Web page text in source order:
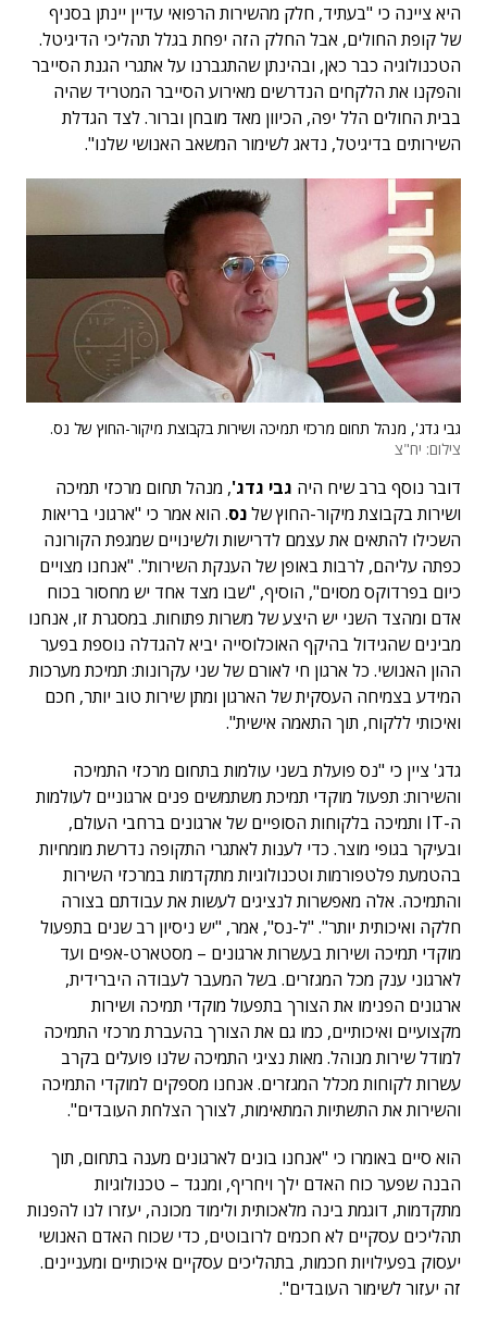
היא ציינה כי "בעתיד, חלק מהשירות הרפואי עדיין יינתן בסניף
של קופת החולים, אבל החלק הזה יפחת בגלל תהליכי הדיגיטל.
הטכנולוגיה כבר כאן, ובהינתן שהתגברנו על אתגרי הגנת הסייבר
והפקנו את הלקחים הנדרשים מאירוע הסייבר המטריד שהיה
בבית החולים הלל יפה, הכיוון מאד מובחן וברור. לצד הגדלת
השירותים בדיגיטל, נדאג לשימור המשאב האנושי שלנו".
גבי גדג', מנהל תחום מרכזי תמיכה ושירות בקבוצת מיקור-החוץ של נס.
צילום: יח"צ
דובר נוסף ברב שיח היה גבי גדג', מנהל תחום מרכזי תמיכה
ושירות בקבוצת מיקור-החוץ שלנס. הוא אמר כי "ארגוני בריאות
השכילו להתאים את עצמם לדרישות ולשינויים שמגפת הקורונה
כפתה עליהם, לרבות באופן של הענקת השירות". "אנחנו מצויים
כיום בפרדוקס מסוים", הוסיף, "שבו מצד אחד יש מחסור בכוח
אדם ומהצד השני יש היצע של משרות פתוחות. במסגרת זו, אנחנו
מבינים שהגידול בהיקף האוכלוסייה יביא להגדלה נוספת בפער
ההון האנושי. כל ארגון חי לאורם של שני עקרונות: תמיכת מערכות
המידע בצמיחה העסקית של הארגון ומתן שירות טוב יותר, חכם
ואיכותי ללקוח, תוך התאמה אישית".
גדג' ציין כי "נס פועלת בשני עולמות בתחום מרכזי התמיכה
והשירות: תפעול מוקדי תמיכת משתמשים פנים ארגוניים לעולמות
ה-IT ותמיכה בלקוחות הסופיים של ארגונים ברחבי העולם,
ובעיקר בגופי מוצר. כדי לענות לאתגרי התקופה נדרשת מומחיות
בהטמעת פלטפורמות וטכנולוגיות מתקדמות במרכזי השירות
והתמיכה. אלה מאפשרות לנציגים לעשות את עבודתם בצורה
חלקה ואיכותית יותר". "ל-נס", אמר, "יש ניסיון רב שנים בתפעול
מוקדי תמיכה ושירות בעשרות ארגונים – מסטארט-אפים ועד
לארגוני ענק מכל המגזרים. בשל המעבר לעבודה היברידית,
ארגונים הפנימו את הצורך בתפעול מוקדי תמיכה ושירות
מקצועיים ואיכותיים, כמו גם את הצורך בהעברת מרכזי התמיכה
למודל שירות מנוהל. מאות נציגי התמיכה שלנו פועלים בקרב
עשרות לקוחות מכלל המגזרים. אנחנו מספקים למוקדי התמיכה
והשירות את התשתיות המתאימות, לצורך הצלחת העובדים".
הוא סיים באומרו כי "אנחנו בונים לארגונים מענה בתחום, תוך
הבנה שפער כוח האדם ילך ויחריף, ומנגד – טכנולוגיות
מתקדמות, דוגמת בינה מלאכותית ולימוד מכונה, יעזרו לנו להפנות
תהליכים עסקיים לא חכמים לרובוטים, כדי שכוח האדם האנושי
יעסוק בפעילויות חכמות, בתהליכים עסקיים איכותיים ומעניינים.
זה יעזור לשימור העובדים".